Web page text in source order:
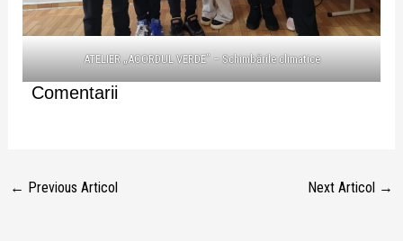
ATELIER „ACORDUL VERDE” – Schimbările climatice
Comentarii
← Previous Articol Next Articol →